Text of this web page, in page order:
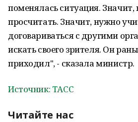
поменялась ситуация. Значит,
просчитать. Значит, нужно
договариваться с другими
искать своего зрителя. Он
приходил", - сказала министр.
Источник: ТАСС
Читайте нас